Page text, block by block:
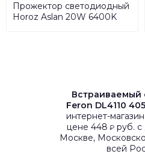
Прожектор светодиодный
Horoz Aslan 20W 6400K
Встраиваемый
Feron DL4110
интернет-
цене 448 ₽руб. с
Москве,
всей